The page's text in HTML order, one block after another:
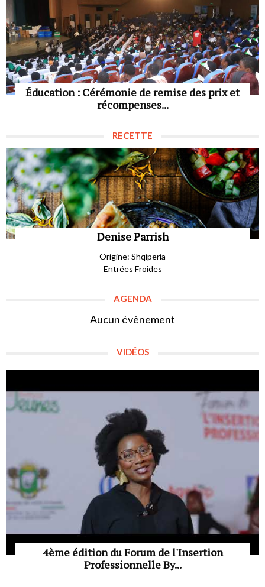
Éducation : Cérémonie de remise des prix et
récompenses...
RECETTE
Denise Parrish
Origine: Shqipëria
Entrées Froides
AGENDA
Aucun évènement
VIDÉOS
4ème édition du Forum de l'Insertion
Professionnelle By...